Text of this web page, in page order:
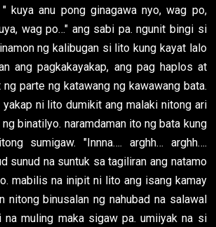
kuya anu pong ginagawa nyo, wag po,
wag po…" ang sabi pa. ngunit bingi si
ng kalibugan si lito kung kayat lalo
ang pagkakayakap, ang pag haplos at
parte ng katawang ng kawawang bata.
ni lito dumikit ang malaki nitong ari
binatilyo. naramdaman ito ng bata kung
sumigaw. "Innna…. arghh… arghh….
sunud na suntuk sa tagiliran ang natamo
mabilis na inipit ni lito ang isang kamay
nitong binusalan ng nahubad na salawal
na muling maka sigaw pa. umiiyak na si